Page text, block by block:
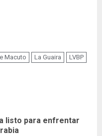
Macuto
La Guaira
LVBP
listo para enfrentar